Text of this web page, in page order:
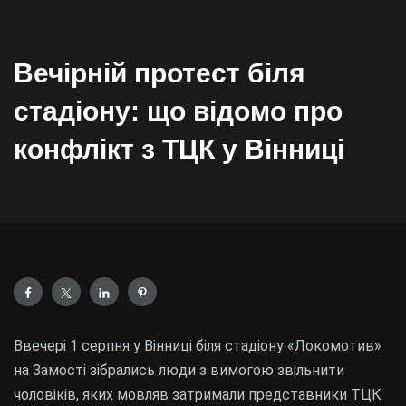
Вечірній протест біля
стадіону: що відомо про
конфлікт з ТЦК у Вінниці
Ввечері 1 серпня у Вінниці біля стадіону «Локомотив»
на Замості зібрались люди з вимогою звільнити
чоловіків, яких мовляв затримали представники ТЦК